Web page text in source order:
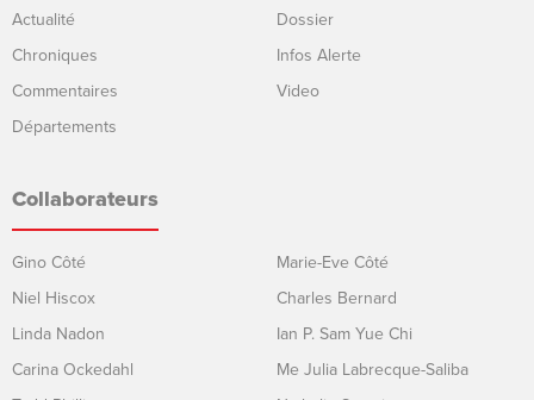
Actualité
Chroniques
Commentaires
Départements
Dossier
Infos Alerte
Video
Collaborateurs
Gino Côté
Niel Hiscox
Linda Nadon
Carina Ockedahl
Marie-Eve Côté
Charles Bernard
Ian P. Sam Yue Chi
Me Julia Labrecque-Saliba